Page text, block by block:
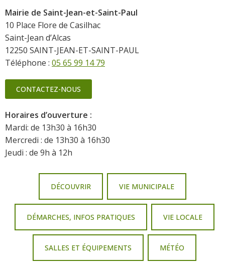
Mairie de Saint-Jean-et-Saint-Paul
10 Place Flore de Casilhac
Saint-Jean d’Alcas
12250 SAINT-JEAN-ET-SAINT-PAUL
Téléphone : 05 65 99 14 79
CONTACTEZ-NOUS
Horaires d’ouverture :
Mardi: de 13h30 à 16h30
Mercredi : de 13h30 à 16h30
Jeudi : de 9h à 12h
DÉCOUVRIR VIE MUNICIPALE
DÉMARCHES, INFOS PRATIQUES VIE LOCALE
SALLES ET ÉQUIPEMENTS MÉTÉO